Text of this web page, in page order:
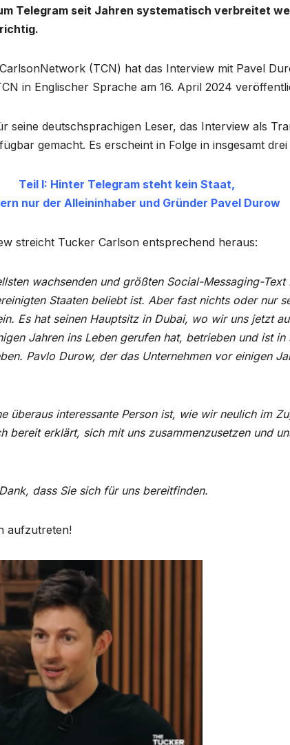
Telegram seit Jahren systematisch verbreitet
(TCN) hat das Interview mit Pavel
in Englischer Sprache am 16. April 2024
seine deutschsprachigen Leser, das Interview als
gemacht. Es erscheint in Folge in insgesamt drei
Teil I: Hinter Telegram steht kein Staat,
nur der Alleininhaber und Gründer Pavel Durow
streicht Tucker Carlson entsprechend heraus:
wachsenden und größten Social-Messaging-
Staaten beliebt ist. Aber fast nichts oder nur
Es hat seinen Hauptsitz in Dubai, wo wir uns jetzt
Jahren ins Leben gerufen hat, betrieben und ist in
Pavlo Durow, der das Unternehmen vor einigen
überaus interessante Person ist, wie wir neulich im
bereit erklärt, sich mit uns zusammenzusetzen und
dass Sie sich für uns bereitfinden.
aufzutreten!